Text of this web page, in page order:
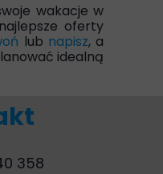
wakacje w
oferty
lub napisz, a
idealną
358